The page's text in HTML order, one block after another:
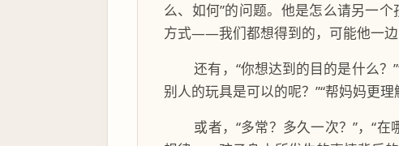
么、如何”的问题。他是怎么请另一
方式——我们都想得到的，可能他一边
还有，“你想达到的目的是什么
别人的玩具是可以的呢？”“帮妈妈更
或者，“多常？多久一次？”，“